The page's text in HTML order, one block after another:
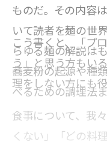
ものだ。その内容
いて読者を麺の世
らゆる麺の解説は
蕎麦粉の起源や種
べるための調理法
こう書くと、「プ
う」と思う方もい
理をしない方にも
食事について、我
くない」「どの料